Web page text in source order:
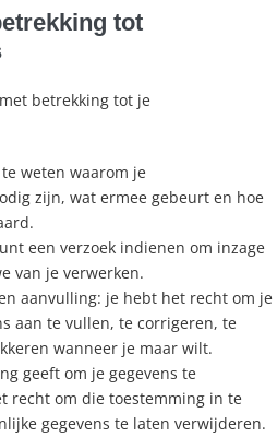
tot
betrekking tot je
weten waarom je
zijn, wat ermee gebeurt en hoe
een verzoek indienen om inzage
van je verwerken.
aanvulling: je hebt het recht om je
aan te vullen, te corrigeren, te
wanneer je maar wilt.
geeft om je gegevens te
recht om die toestemming in te
gegevens te laten verwijderen.